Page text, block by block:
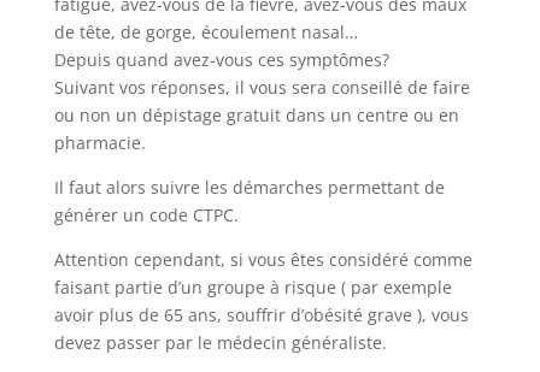
de tête, de gorge, écoulement nasal…
Depuis quand avez-vous ces symptômes?
Suivant vos réponses, il vous sera conseillé de faire
ou non un dépistage gratuit dans un centre ou en
pharmacie.
Il faut alors suivre les démarches permettant de
générer un code CTPC.
Attention cependant, si vous êtes considéré comme
faisant partie d’un groupe à risque ( par exemple
avoir plus de 65 ans, souffrir d’obésité grave ), vous
devez passer par le médecin généraliste.